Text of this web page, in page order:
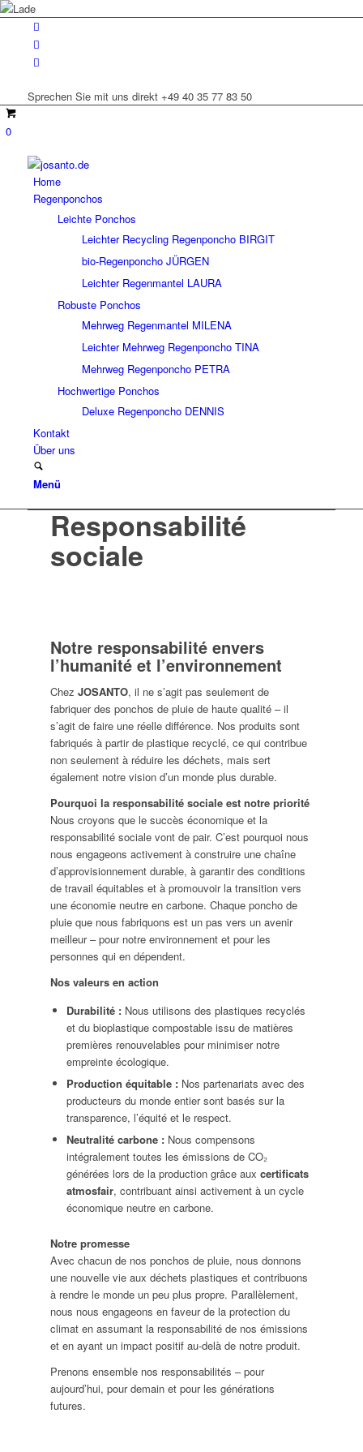
Sprechen Sie mit uns direkt +49 40 35 77 83 50
0
Home
Regenponchos
Leichte Ponchos
Leichter Recycling Regenponcho BIRGIT
bio-Regenponcho JÜRGEN
Leichter Regenmantel LAURA
Robuste Ponchos
Mehrweg Regenmantel MILENA
Leichter Mehrweg Regenponcho TINA
Mehrweg Regenponcho PETRA
Hochwertige Ponchos
Deluxe Regenponcho DENNIS
Kontakt
Über uns
Menü
Responsabilité
sociale
Notre responsabilité envers
l’humanité et l’environnement
ChezJOSANTO, il ne s’agit pas seulement de
fabriquer des ponchos de pluie de haute qualité – il
s’agit de faire une réelle différence. Nos produits sont
fabriqués à partir de plastique recyclé, ce qui contribue
non seulement à réduire les déchets, mais sert
également notre vision d’un monde plus durable.
Pourquoi la responsabilité sociale est notre priorité
Nous croyons que le succès économique et la
responsabilité sociale vont de pair. C’est pourquoi nous
nous engageons activement à construire une chaîne
d’approvisionnement durable, à garantir des conditions
de travail équitables et à promouvoir la transition vers
une économie neutre en carbone. Chaque poncho de
pluie que nous fabriquons est un pas vers un avenir
meilleur – pour notre environnement et pour les
personnes qui en dépendent.
Nos valeurs en action
Durabilité : Nous utilisons des plastiques recyclés
et du bioplastique compostable issu de matières
premières renouvelables pour minimiser notre
empreinte écologique.
Production équitable : Nos partenariats avec des
producteurs du monde entier sont basés sur la
transparence, l’équité et le respect.
Neutralité carbone : Nous compensons
intégralement toutes les émissions de CO₂
générées lors de la production grâce auxcertificats
atmosfair, contribuant ainsi activement à un cycle
économique neutre en carbone.
Notre promesse
Avec chacun de nos ponchos de pluie, nous donnons
une nouvelle vie aux déchets plastiques et contribuons
à rendre le monde un peu plus propre. Parallèlement,
nous nous engageons en faveur de la protection du
climat en assumant la responsabilité de nos émissions
et en ayant un impact positif au-delà de notre produit.
Prenons ensemble nos responsabilités – pour
aujourd’hui, pour demain et pour les générations
futures.